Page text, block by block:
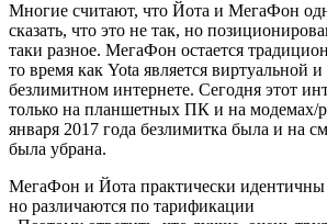
Многие считают, что Йота и МегаФон
сказать, что это не так, но
таки разное. МегаФон остается
то время как Yota является виртуальной
безлимитном интернете. Сегодня этот
только на планшетных ПК и на модемах/
января 2017 года безлимитка была и на
была убрана.
МегаФон и Йота практически идентичны
но различаются по тарификации